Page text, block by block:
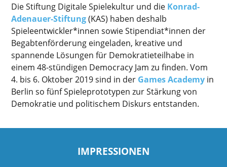
Die Stiftung Digitale Spielekultur und die Konrad-
Adenauer-Stiftung(KAS) haben deshalb
Spieleentwickler*innen sowie Stipendiat*innen der
Begabtenförderung eingeladen, kreative und
spannende Lösungen für Demokratieteilhabe in
einem 48-stündigen Democracy Jam zu finden. Vom
4. bis 6. Oktober 2019 sind in der Games Academy in
Berlin so fünf Spieleprototypen zur Stärkung von
Demokratie und politischem Diskurs entstanden.
IMPRESSIONEN